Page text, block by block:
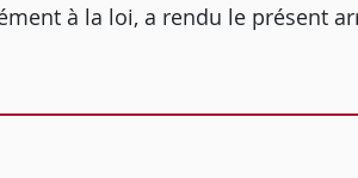
à la loi, a rendu le présent